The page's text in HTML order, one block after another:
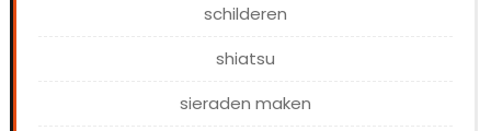
schilderen
shiatsu
sieraden maken